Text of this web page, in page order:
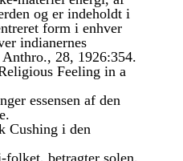
og er indeholdt i
form i enhver
indianernes
28, 1926:354.
Feeling in a
essensen af den
Cushing i den
betragter solen,